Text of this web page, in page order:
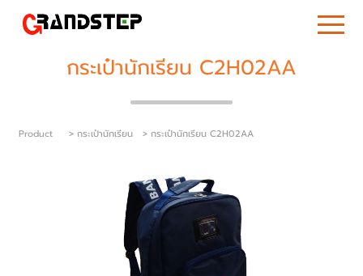
กระเป๋านักเรียน C2H02AA
Product > กระเป๋านักเรียน > กระเป๋านักเรียน C2H02AA